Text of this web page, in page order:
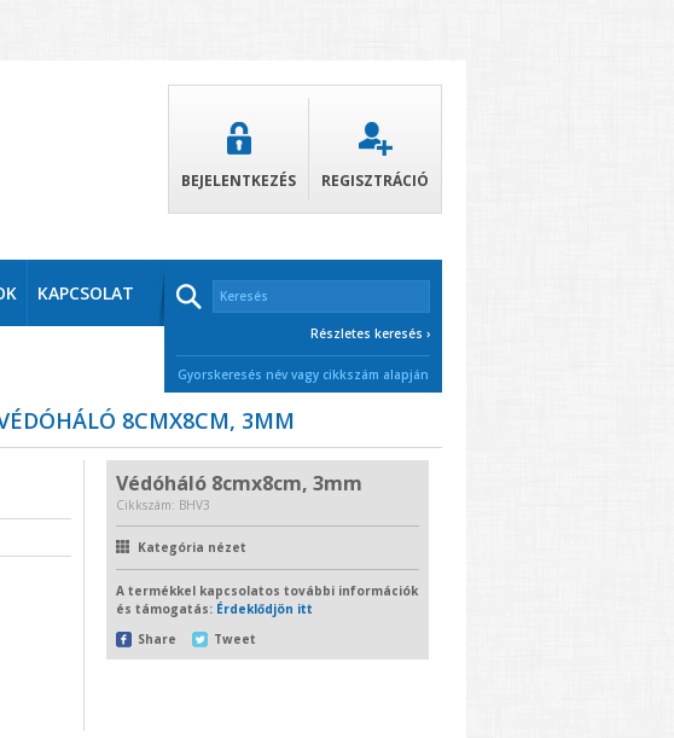
BEJELENTKEZÉS REGISZTRÁCIÓ
KAPCSOLAT
Részletes keresés ›
Gyorskeresés név vagy cikkszám alapján
8CMX8CM, 3MM
Védóháló 8cmx8cm, 3mm
Cikkszám: BHV3
Kategória nézet
A termékkel kapcsolatos további információk
és támogatás: Érdeklődjön itt
Share
Tweet